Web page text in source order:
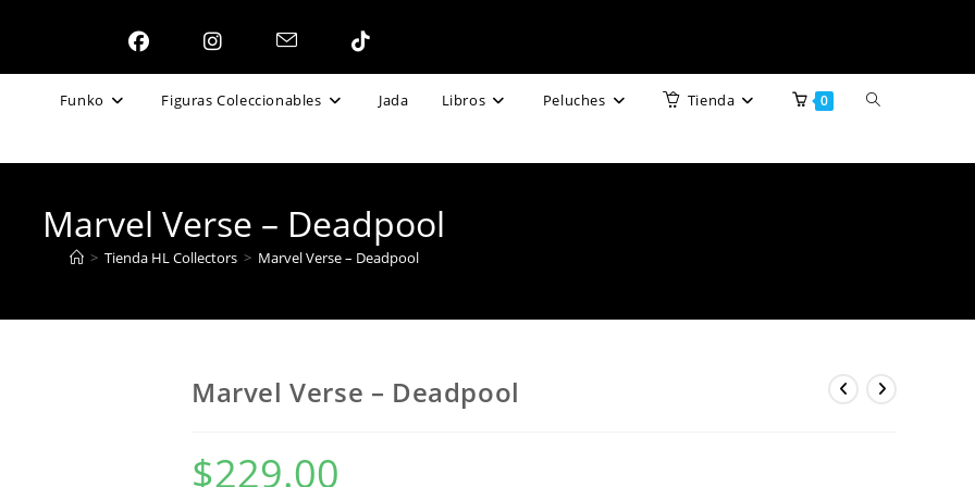
Funko Figuras Coleccionables Jada Libros Peluches Tienda 0 Alternar
Marvel Verse – Deadpool
> Tienda HL Collectors > Marvel Verse – Deadpool
Marvel Verse – Deadpool
$229.00